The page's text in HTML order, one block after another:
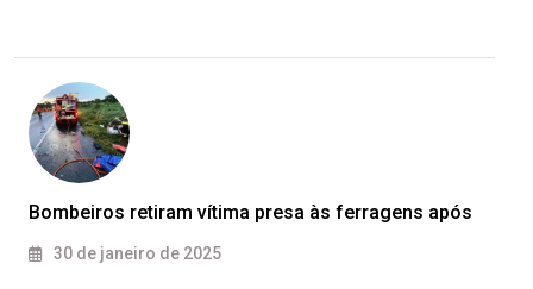
Bombeiros retiram vítima presa às ferragens após
30 de janeiro de 2025